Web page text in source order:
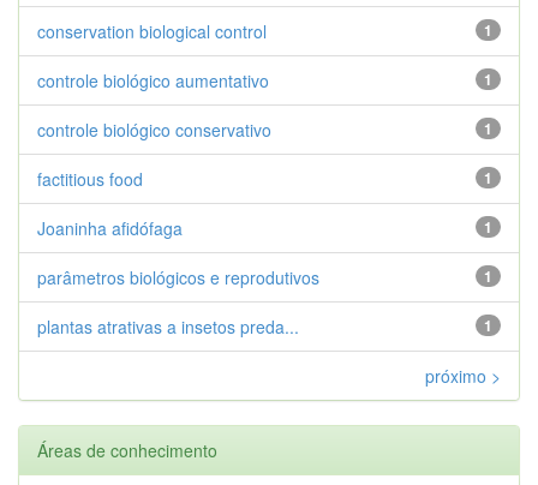
1
conservation biological control
1
controle biológico aumentativo
1
controle biológico conservativo
1
factitious food
1
Joaninha afidófaga
1
parâmetros biológicos e reprodutivos
1
plantas atrativas a insetos preda...
próximo >
Áreas de conhecimento